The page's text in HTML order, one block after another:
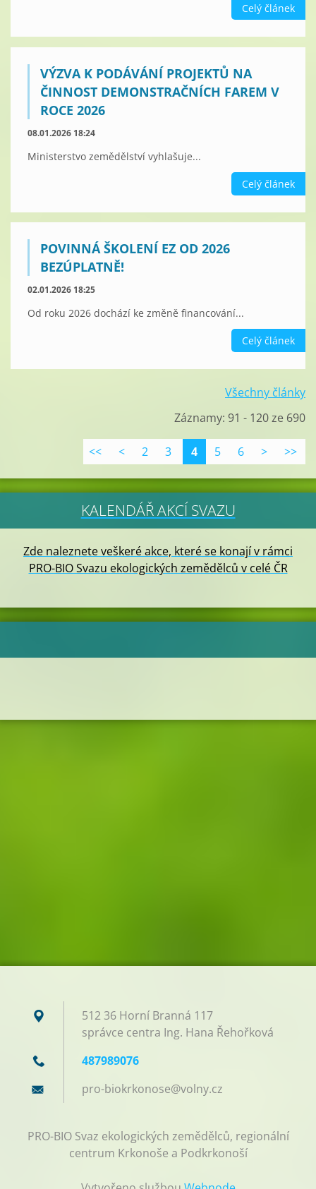
Celý článek
VÝZVA K PODÁVÁNÍ PROJEKTŮ NA
ČINNOST DEMONSTRAČNÍCH FAREM V
ROCE 2026
08.01.2026 18:24
Ministerstvo zemědělství vyhlašuje...
Celý článek
POVINNÁ ŠKOLENÍ EZ OD 2026
BEZÚPLATNĚ!
02.01.2026 18:25
Od roku 2026 dochází ke změně financování...
Celý článek
Všechny články
Záznamy: 91 - 120 ze 690
<< < 2 3 4 5 6 > >>
KALENDÁŘ AKCÍ SVAZU
Zde naleznete veškeré akce, které se konají v rámci
PRO-BIO Svazu ekologických zemědělců v celé ČR
512 36 Horní Branná 117
správce centra Ing. Hana Řehořková
487989076
pro-biokrkonose@volny.cz
PRO-BIO Svaz ekologických zemědělců, regionální
centrum Krkonoše a Podkrkonoší